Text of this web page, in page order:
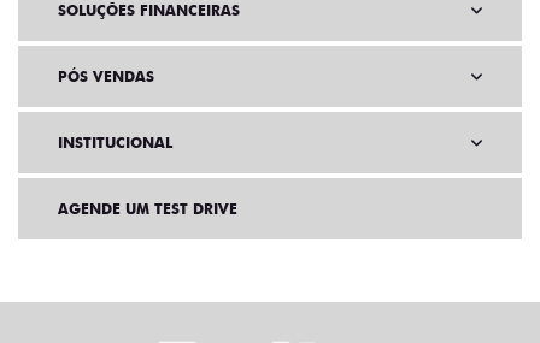
SOLUÇÕES FINANCEIRAS
PÓS VENDAS
INSTITUCIONAL
AGENDE UM TEST DRIVE